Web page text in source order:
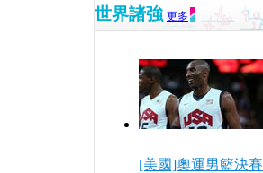
世界諸強 更多
[美國]奧運男籃決賽